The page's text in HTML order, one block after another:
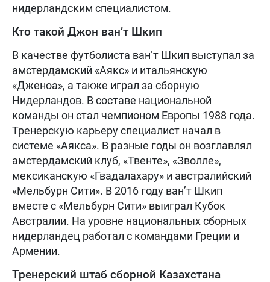
нидерландским специалистом.
Кто такой Джон ван’т Шкип
В качестве футболиста ван’т Шкип выступал за
амстердамский «Аякс» и итальянскую
«Дженоа», а также играл за сборную
Нидерландов. В составе национальной
команды он стал чемпионом Европы 1988 года.
Тренерскую карьеру специалист начал в
системе «Аякса». В разные годы он возглавлял
амстердамский клуб, «Твенте», «Зволле»,
мексиканскую «Гвадалахару» и австралийский
«Мельбурн Сити». В 2016 году ван’т Шкип
вместе с «Мельбурн Сити» выиграл Кубок
Австралии. На уровне национальных сборных
нидерландец работал с командами Греции и
Армении.
Тренерский штаб сборной Казахстана